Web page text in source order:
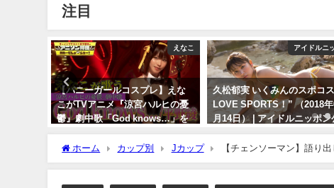
注目
えなこ
【バニーガールコスプレ】えな
こがTVアニメ『涼宮ハルヒの憂
鬱』劇中歌「God knows…」を
神カバー！！
10/17/2024
アイドルニ
久松郁実 いくみんのスポコ
LOVE SPORTS！” （2018
月14日） | アイドルニッポン
YouTubeチャンネルさんより
07/14/2024
ホーム カップ別 Jカップ
【チェンソーマン】語り
より